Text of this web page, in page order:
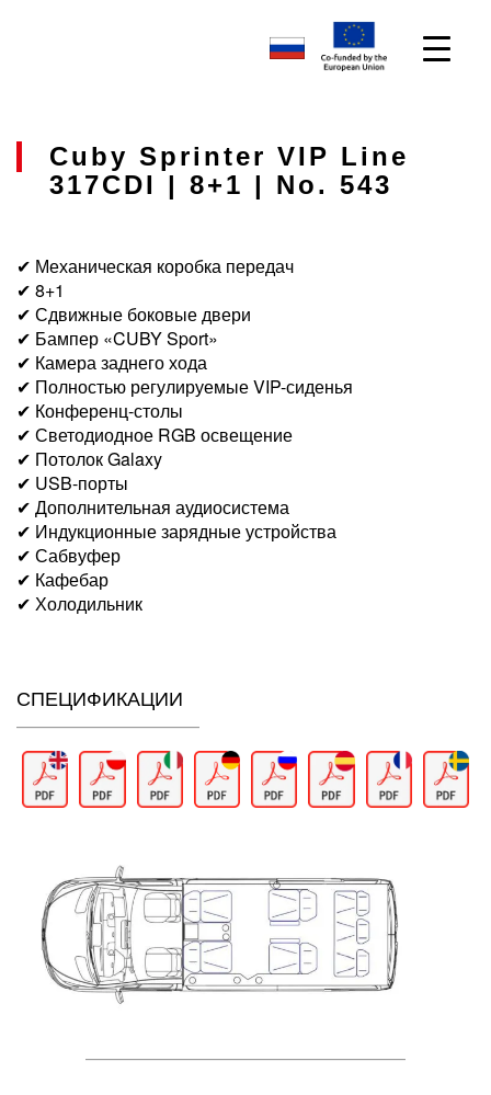
Cuby Sprinter VIP Line
317CDI | 8+1 | No. 543
✔ Механическая коробка передач
✔ 8+1
✔ Сдвижные боковые двери
✔ Бампер «CUBY Sport»
✔ Камера заднего хода
✔ Полностью регулируемые VIP-сиденья
✔ Конференц-столы
✔ Светодиодное RGB освещение
✔ Потолок Galaxy
✔ USB-порты
✔ Дополнительная аудиосистема
✔ Индукционные зарядные устройства
✔ Сабвуфер
✔ Кафебар
✔ Холодильник
СПЕЦИФИКАЦИИ